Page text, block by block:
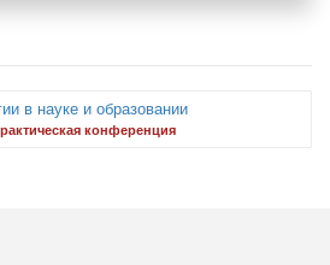
в науке и образовании
конференция